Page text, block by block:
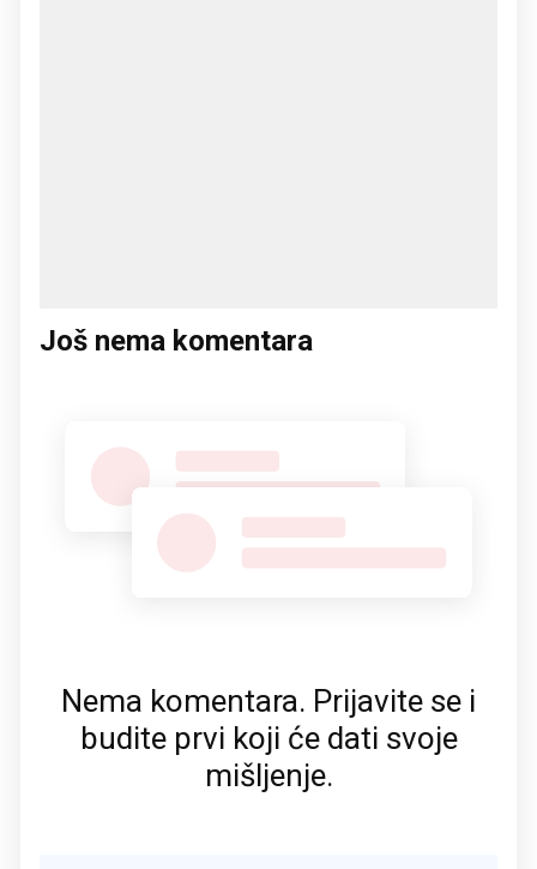
Još nema komentara
Nema komentara. Prijavite se i
budite prvi koji će dati svoje
mišljenje.